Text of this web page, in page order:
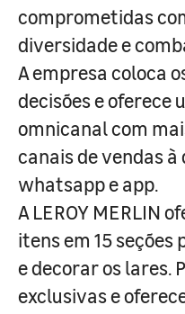
comprometidas
diversidade e
A empresa coloca
decisões e oferece
omnicanal com
canais de vendas
whatsapp e app.
A LEROY MERLIN
itens em 15
e decorar os lares.
exclusivas e